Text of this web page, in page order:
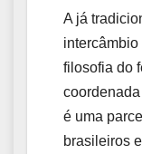
A já
intercâmbio
filosofia do
é uma
brasileiros